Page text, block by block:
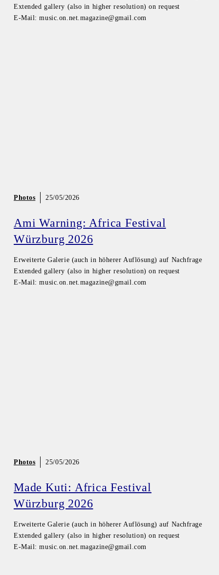
Extended gallery (also in higher resolution) on request
E-Mail: music.on.net.magazine@gmail.com
Photos 25/05/2026
Ami Warning: Africa Festival
Würzburg 2026
Erweiterte Galerie (auch in höherer Auflösung) auf Nachfrage
Extended gallery (also in higher resolution) on request
E-Mail: music.on.net.magazine@gmail.com
Photos 25/05/2026
Made Kuti: Africa Festival
Würzburg 2026
Erweiterte Galerie (auch in höherer Auflösung) auf Nachfrage
Extended gallery (also in higher resolution) on request
E-Mail: music.on.net.magazine@gmail.com